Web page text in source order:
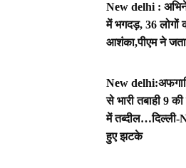
New delhi :
में भगदड़, 36 लोगों
आशंका,पीएम ने
New
से भारी तबाही 9
में
हुए झटके